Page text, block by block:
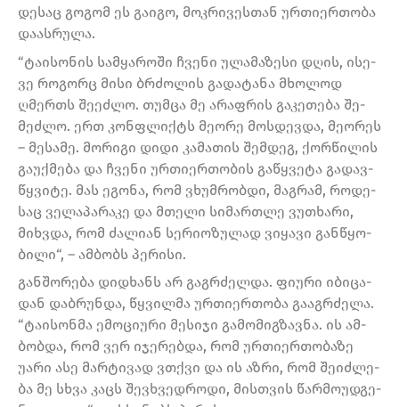
დე­საც გო­გომ ეს გა­ი­გო, მოკ­რი­ვეს­თან ურ­თი­ერ­თო­ბა
და­ას­რუ­ლა.
“ტა­ი­სო­ნის სამ­ყა­რო­ში ჩვე­ნი ულა­მა­ზე­სი დღის, ისე­
ვე რო­გორც მისი ბრძო­ლის გა­და­ტა­ნა მხო­ლოდ
ღმერ­თს შე­ეძ­ლო. თუმ­ცა მე არაფ­რის გა­კე­თე­ბა შე­
მეძ­ლო. ერთ კონ­ფლიქტს მე­ო­რე მოს­დევ­და, მე­ო­რეს
– მე­სა­მე. მო­რი­გი დიდი კა­მა­თის შემ­დეგ, ქორ­წი­ლის
გა­უქ­მე­ბა და ჩვე­ნი ურ­თი­ერ­თო­ბის გა­წყვე­ტა გა­დავ­
წყვი­ტე. მას ეგო­ნა, რომ ვხუმ­რობ­დი, მაგ­რამ, რო­დე­
საც ვე­ლა­პა­რა­კე და მთე­ლი სი­მარ­თლე ვუ­თხა­რი,
მიხ­ვდა, რომ ძა­ლი­ან სე­რი­ო­ზუ­ლად ვი­ყა­ვი გან­წყო­
ბი­ლი“, – ამ­ბობს პე­რი­სი.
გან­შო­რე­ბა დიდ­ხანს არ გაგ­რძელ­და. ფი­უ­რი იბი­ცა­
დან დაბ­რუნ­და, წყვილ­მა ურ­თი­ერ­თო­ბა გა­აგ­რძე­ლა.
“ტა­ი­სონ­მა ემო­ცი­უ­რი მე­სი­ჯი გა­მო­მიგ­ზავ­ნა. ის ამ­
ბობ­და, რომ ვერ იჯე­რებ­და, რომ ურ­თი­ერ­თო­ბა­ზე
უარი ასე მარ­ტი­ვად ვთქვი და ის აზრი, რომ შე­იძ­ლე­
ბა მე სხვა კაცს შევ­ხვედ­რო­დი, მის­თვის წარ­მო­უდ­გე­